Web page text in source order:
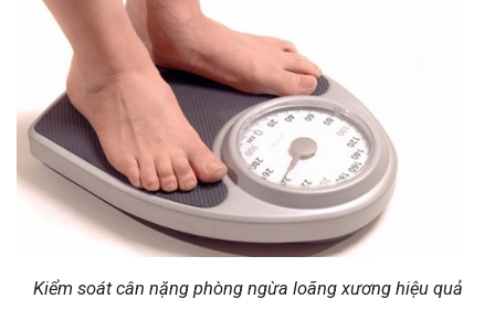
Kiểm soát cân nặng phòng ngừa loãng xương hiệu quả